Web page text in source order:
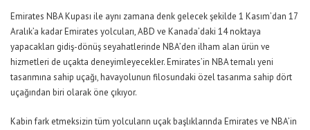
Emirates NBA Kupası ile aynı zamana denk gelecek şekilde 1 Kasım’dan 17
Aralık’a kadar Emirates yolcuları, ABD ve Kanada’daki 14 noktaya
yapacakları gidiş-dönüş seyahatlerinde NBA’den ilham alan ürün ve
hizmetleri de uçakta deneyimleyecekler. Emirates’in NBA temalı yeni
tasarımına sahip uçağı, havayolunun filosundaki özel tasarıma sahip dört
uçağından biri olarak öne çıkıyor.
Kabin fark etmeksizin tüm yolcuların uçak başlıklarında Emirates ve NBA’in